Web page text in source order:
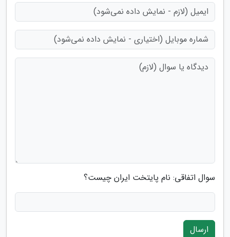
سوال اتفاقی: نام پایتخت ایران چیست؟
ارسال